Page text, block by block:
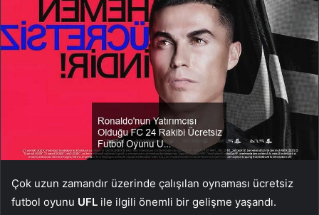
Çok uzun zamandır üzerinde çalışılan oynaması ücretsiz
futbol oyunu UFL ile ilgili önemli bir gelişme yaşandı.